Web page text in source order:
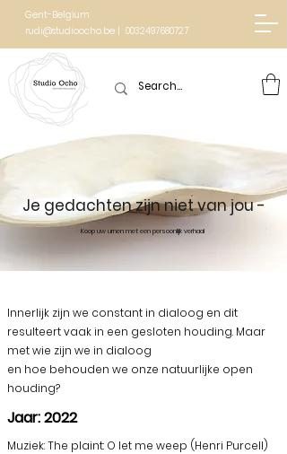
Gent-Belgium
rudi@studioocho.be | 0032497680727
Je gedachten zijn niet van jou -
Koop uw urnen met een persoonlijk verhaal
Innerlijk zijn we constant in dialoog en dit
resulteert vaak in een gesloten houding. Maar
met wie zijn we in dialoog
en hoe behouden we onze natuurlijke open
houding?
Jaar: 2022
Muziek: The plaint: O let me weep (Henri Purcell)